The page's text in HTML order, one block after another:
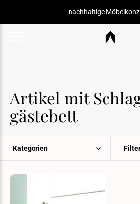
nachhaltige
Artikel mit
gästebett
Kategorien Filter